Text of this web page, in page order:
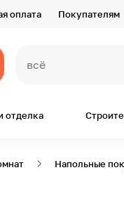
оплата Покупателям
всё для дом
отделка
Напольные